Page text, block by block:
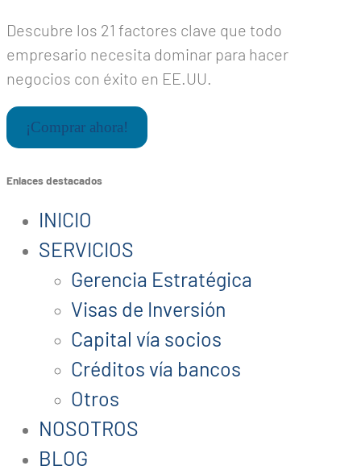
Descubre los 21 factores clave que todo
empresario necesita dominar para hacer
negocios con éxito en EE.UU.
¡Comprar ahora!
Enlaces destacados
INICIO
SERVICIOS
Gerencia Estratégica
Visas de Inversión
Capital vía socios
Créditos vía bancos
Otros
NOSOTROS
BLOG